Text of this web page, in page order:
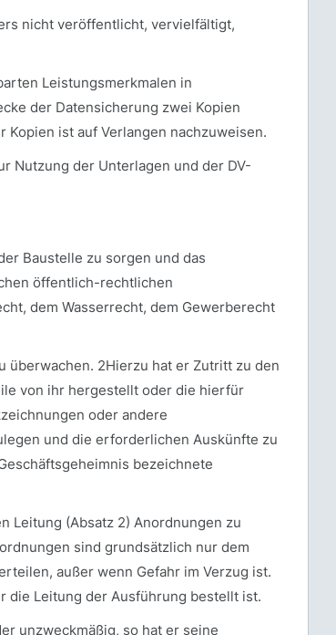
nicht veröffentlicht, vervielfältigt,
Leistungsmerkmalen in
der Datensicherung zwei Kopien
ist auf Verlangen nachzuweisen.
Nutzung der Unterlagen und der DV-
Baustelle zu sorgen und das
öffentlich-rechtlichen
dem Wasserrecht, dem Gewerberecht
überwachen. 2Hierzu hat er Zutritt zu den
von ihr hergestellt oder die hierfür
oder andere
und die erforderlichen Auskünfte zu
bezeichnete
Leitung (Absatz 2) Anordnungen zu
sind grundsätzlich nur dem
außer wenn Gefahr im Verzug ist.
die Leitung der Ausführung bestellt ist.
unzweckmäßig, so hat er seine